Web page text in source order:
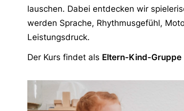
lauschen. Dabei entdecken wir
werden Sprache, Rhythmusgefühl,
Leistungsdruck.
Der Kurs findet als Eltern-Kind-Gruppe